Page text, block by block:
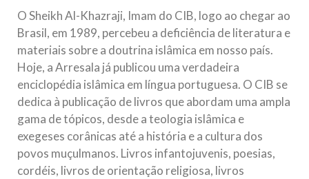
O Sheikh Al-Khazraji, Imam do CIB, logo ao chegar ao
Brasil, em 1989, percebeu a deficiência de literatura e
materiais sobre a doutrina islâmica em nosso país.
Hoje, a Arresala já publicou uma verdadeira
enciclopédia islâmica em língua portuguesa. O CIB se
dedica à publicação de livros que abordam uma ampla
gama de tópicos, desde a teologia islâmica e
exegeses corânicas até a história e a cultura dos
povos muçulmanos. Livros infantojuvenis, poesias,
cordéis, livros de orientação religiosa, livros